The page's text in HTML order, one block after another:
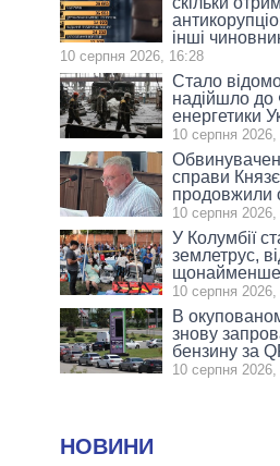
інші
10 серпня 2026, 16:28
Стало
надійшло до
енергетики
10 серпня
справи
продовжили
10 серпня
У Колумбії
землетрус,
щонайменше
10 серпня
В
знову
бензину за
10 серпня
НОВИНИ